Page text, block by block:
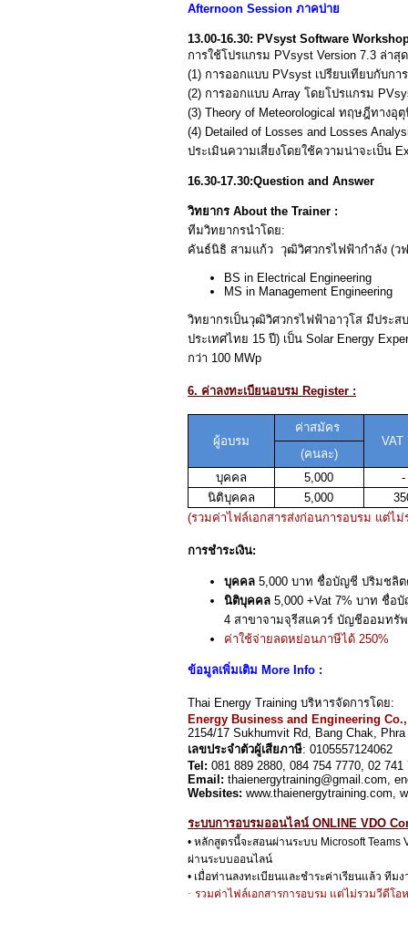
Afternoon Session ภาคบ่าย
13.00-16.30: PVsyst Software
การใช้โปรแกรม PVsyst Version 7.3 ล่าสุ
(1) การออกแบบ PVsyst เปรียบเทียบกับก
(2) การออกแบบ Array โดยโปรแกรม
(3) Theory of Meteorological ทฤษฎีทาง
(4) Detailed of Losses and Losses
ประเมินความเสี่ยงโดยใช้ความน่าจะเป็น
16.30-17.30:Question and Answer
วิทยากร About the Trainer :
ทีมวิทยากรนำโดย:
คันธ์นิธิ สามแก้ว วุฒิวิศวกรไฟฟ้ากำลัง (ว
BS in Electrical Engineering
MS in Management Engineering
วิทยากรเป็นวุฒิวิศวกรไฟฟ้าอาวุโส มีประ
ประเทศไทย 15 ปี) เป็น Solar Energy
กว่า 100 MWp
6. ค่าลงทะเบียนอบรม Register :
ผู้อบรม
ค่าสมัคร
VAT
(คนละ)
บุคคล
5,000
-
นิติบุคคล
5,000
(รวมค่าไฟล์เอกสารส่งก่อนการอบรม แต่ไ
การชำระเงิน:
บุคคล 5,000 บาท ชื่อบัญชี ปริมชลิ
นิติบุคคล 5,000 +Vat 7% บาท ชื่อ
4 สาขาจามจุรีสแควร์ บัญชีออมทรั
ค่าใช้จ่ายลดหย่อนภาษีได้ 250%
ข้อมูลเพิ่มเติม More Info :
Thai Energy Training บริหารจัดการโดย:
Energy Business and Engineering
2154/17 Sukhumvit Rd, Bang Chak,
เลขประจำตัวผู้เสียภาษี: 0105557124062
Tel: 081 889 2880, 084 754 7770, 02
Email: thaienergytraining@gmail.com,
Websites: www.thaienergytraining.com,
ระบบการอบรมออนไลน์ ONLINE VDO
• หลักสูตรนี้จะสอนผ่านระบบ Microsoft Teams
ผ่านระบบออนไลน์
• เมื่อท่านลงทะเบียนและชำระค่าเรียนแล้ว ทีม
· รวมค่าไฟล์เอกสารการอบรม แต่ไม่รวมวีดีโ